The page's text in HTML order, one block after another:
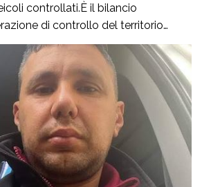
controllati.È il bilancio
di controllo del territorio
quartiere Ciambra di Gioia Tauro,
straordinario ad “Alto Impatto”
la presenza delle istituzioni e
di illegalità. Un’azione massiccia
visto […]